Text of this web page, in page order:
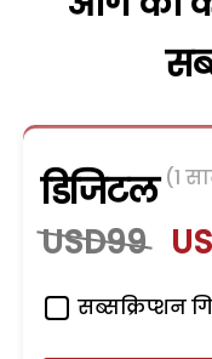
डिजिटल (1
USD99
सब्सक्रिप्शन